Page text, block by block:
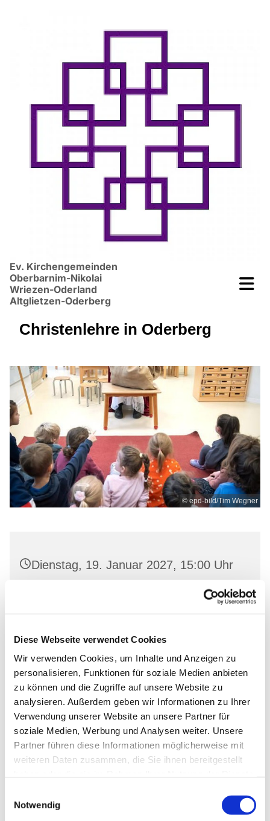
Diese Webseite verwendet Cookies
Wir verwenden Cookies, um Inhalte und Anzeigen zu
personalisieren, Funktionen für soziale Medien anbieten
zu können und die Zugriffe auf unsere Website zu
analysieren. Außerdem geben wir Informationen zu Ihrer
Verwendung unserer Website an unsere Partner für
soziale Medien, Werbung und Analysen weiter. Unsere
Partner führen diese Informationen möglicherweise mit
weiteren Daten zusammen, die Sie ihnen bereitgestellt
Notwendig
Ev. Kirchengemeinden
Oberbarnim-Nikolai
Wriezen-Oderland
Altglietzen-Oderberg
Christenlehre in Oderberg
© epd-bild/Tim Wegner
Dienstag, 19. Januar 2027, 15:00 Uhr
Oderberg